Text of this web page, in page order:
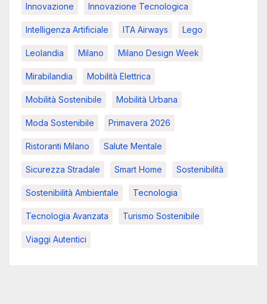
Innovazione Innovazione Tecnologica
Intelligenza Artificiale ITA Airways Lego
Leolandia Milano Milano Design Week
Mirabilandia Mobilità Elettrica
Mobilità Sostenibile Mobilità Urbana
Moda Sostenibile Primavera 2026
Ristoranti Milano Salute Mentale
Sicurezza Stradale Smart Home Sostenibilità
Sostenibilità Ambientale Tecnologia
Tecnologia Avanzata Turismo Sostenibile
Viaggi Autentici